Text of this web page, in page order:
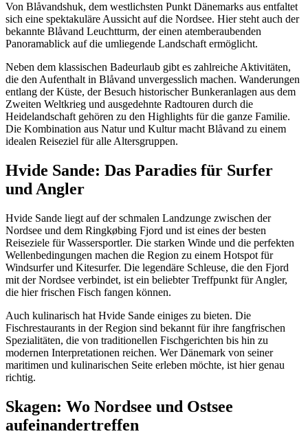
Von Blåvandshuk, dem westlichsten Punkt Dänemarks aus entfaltet
sich eine spektakuläre Aussicht auf die Nordsee. Hier steht auch der
bekannte Blåvand Leuchtturm, der einen atemberaubenden
Panoramablick auf die umliegende Landschaft ermöglicht.
Neben dem klassischen Badeurlaub gibt es zahlreiche Aktivitäten,
die den Aufenthalt in Blåvand unvergesslich machen. Wanderungen
entlang der Küste, der Besuch historischer Bunkeranlagen aus dem
Zweiten Weltkrieg und ausgedehnte Radtouren durch die
Heidelandschaft gehören zu den Highlights für die ganze Familie.
Die Kombination aus Natur und Kultur macht Blåvand zu einem
idealen Reiseziel für alle Altersgruppen.
Hvide Sande: Das Paradies für Surfer
und Angler
Hvide Sande liegt auf der schmalen Landzunge zwischen der
Nordsee und dem Ringkøbing Fjord und ist eines der besten
Reiseziele für Wassersportler. Die starken Winde und die perfekten
Wellenbedingungen machen die Region zu einem Hotspot für
Windsurfer und Kitesurfer. Die legendäre Schleuse, die den Fjord
mit der Nordsee verbindet, ist ein beliebter Treffpunkt für Angler,
die hier frischen Fisch fangen können.
Auch kulinarisch hat Hvide Sande einiges zu bieten. Die
Fischrestaurants in der Region sind bekannt für ihre fangfrischen
Spezialitäten, die von traditionellen Fischgerichten bis hin zu
modernen Interpretationen reichen. Wer Dänemark von seiner
maritimen und kulinarischen Seite erleben möchte, ist hier genau
richtig.
Skagen: Wo Nordsee und Ostsee
aufeinandertreffen